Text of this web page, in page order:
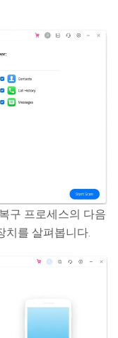
구 프로세스의 다음
치를 살펴봅니다.